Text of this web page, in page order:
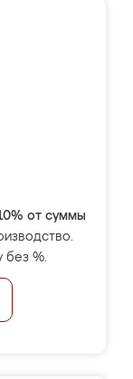
от суммы
без %.